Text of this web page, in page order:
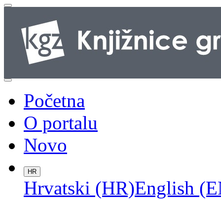
Početna
O portalu
Novo
HR
Hrvatski (HR)English